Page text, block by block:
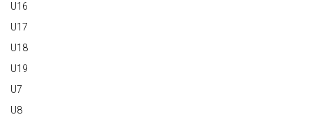
U16
U17
U18
U19
U7
U8